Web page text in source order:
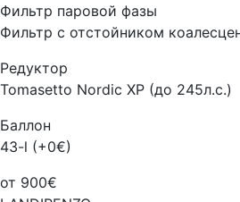
Фильтр паровой фазы
Фильтр с отстойником
Редуктор
Tomasetto Nordic XP (до 245л.с.)
Баллон
43-l (+0€)
от 900€